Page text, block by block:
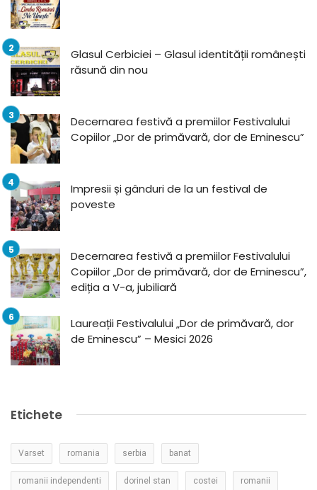
Glasul Cerbiciei – Glasul identității românești
răsună din nou
Decernarea festivă a premiilor Festivalului
Copiilor „Dor de primăvară, dor de Eminescu”
Impresii și gânduri de la un festival de
poveste
Decernarea festivă a premiilor Festivalului
Copiilor „Dor de primăvară, dor de Eminescu”,
ediția a V-a, jubiliară
Laureații Festivalului „Dor de primăvară, dor
de Eminescu” – Mesici 2026
Etichete
Varset romania serbia banat
romanii independenti dorinel stan costei romanii